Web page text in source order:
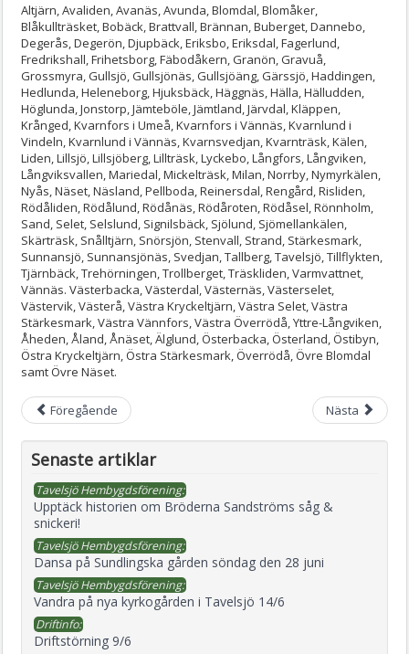
Altjärn, Avaliden, Avanäs, Avunda, Blomdal, Blomåker,
Blåkullträsket, Bobäck, Brattvall, Brännan, Buberget, Dannebo,
Degerås, Degerön, Djupbäck, Eriksbo, Eriksdal, Fagerlund,
Fredrikshall, Frihetsborg, Fäbodåkern, Granön, Gravuå,
Grossmyra, Gullsjö, Gullsjönäs, Gullsjöäng, Gärssjö, Haddingen,
Hedlunda, Heleneborg, Hjuksbäck, Häggnäs, Hälla, Hälludden,
Höglunda, Jonstorp, Jämteböle, Jämtland, Järvdal, Kläppen,
Krånged, Kvarnfors i Umeå, Kvarnfors i Vännäs, Kvarnlund i
Vindeln, Kvarnlund i Vännäs, Kvarnsvedjan, Kvarnträsk, Kälen,
Liden, Lillsjö, Lillsjöberg, Lillträsk, Lyckebo, Långfors, Långviken,
Långviksvallen, Mariedal, Mickelträsk, Milan, Norrby, Nymyrkälen,
Nyås, Näset, Näsland, Pellboda, Reinersdal, Rengård, Risliden,
Rödåliden, Rödålund, Rödånäs, Rödåroten, Rödåsel, Rönnholm,
Sand, Selet, Selslund, Signilsbäck, Sjölund, Sjömellankälen,
Skärträsk, Snålltjärn, Snörsjön, Stenvall, Strand, Stärkesmark,
Sunnansjö, Sunnansjönäs, Svedjan, Tallberg, Tavelsjö, Tillflykten,
Tjärnbäck, Trehörningen, Trollberget, Träskliden, Varmvattnet,
Vännäs. Västerbacka, Västerdal, Västernäs, Västerselet,
Västervik, Västerå, Västra Kryckeltjärn, Västra Selet, Västra
Stärkesmark, Västra Vännfors, Västra Överrödå, Yttre-Långviken,
Åheden, Åland, Ånäset, Älglund, Österbacka, Österland, Östibyn,
Östra Kryckeltjärn, Östra Stärkesmark, Överrödå, Övre Blomdal
samt Övre Näset.
Föregående Nästa
Senaste artiklar
Tavelsjö Hembygdsförening:
Upptäck historien om Bröderna Sandströms såg &
snickeri!
Tavelsjö Hembygdsförening:
Dansa på Sundlingska gården söndag den 28 juni
Tavelsjö Hembygdsförening:
Vandra på nya kyrkogården i Tavelsjö 14/6
Driftinfo:
Driftstörning 9/6